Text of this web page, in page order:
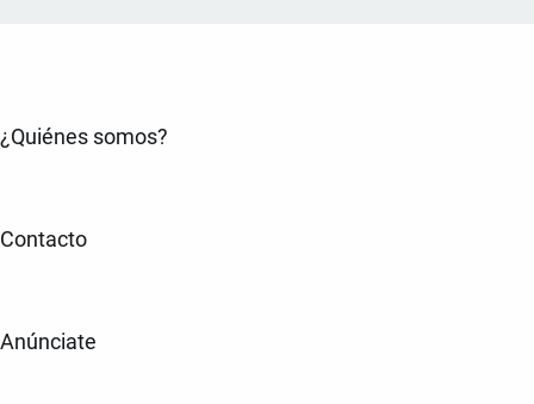
¿Quiénes somos?
Contacto
Anúnciate